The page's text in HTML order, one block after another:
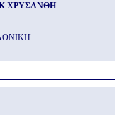
ΧΡΥΣΑΝΘΗ